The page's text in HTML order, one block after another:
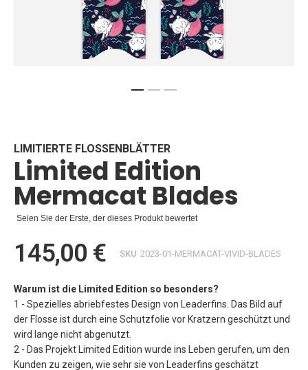
Bildgalerie
springen
LIMITIERTE FLOSSENBLÄTTER
Limited Edition
Mermacat Blades
Seien Sie der Erste, der dieses Produkt bewertet
145,00 € SKU 2023-01-MERMACAT-VIVID-BLADES
Warum ist die Limited Edition so besonders?
1 - Spezielles abriebfestes Design von Leaderfins. Das Bild auf
der Flosse ist durch eine Schutzfolie vor Kratzern geschützt und
wird lange nicht abgenutzt.
2 - Das Projekt Limited Edition wurde ins Leben gerufen, um den
Kunden zu zeigen, wie sehr sie von Leaderfins geschätzt